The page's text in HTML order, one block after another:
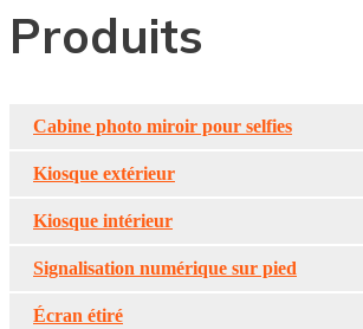
Produits
Cabine photo miroir pour selfies
Kiosque extérieur
Kiosque intérieur
Signalisation numérique sur pied
Écran étiré